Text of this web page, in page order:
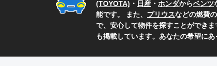
(TOYOTA) ・ 日産 ・ ホンダからベンツ
能です。 また、 プリウスなどの燃費
で、安心して物件を探すことができま
も掲載しています。あなたの希望に